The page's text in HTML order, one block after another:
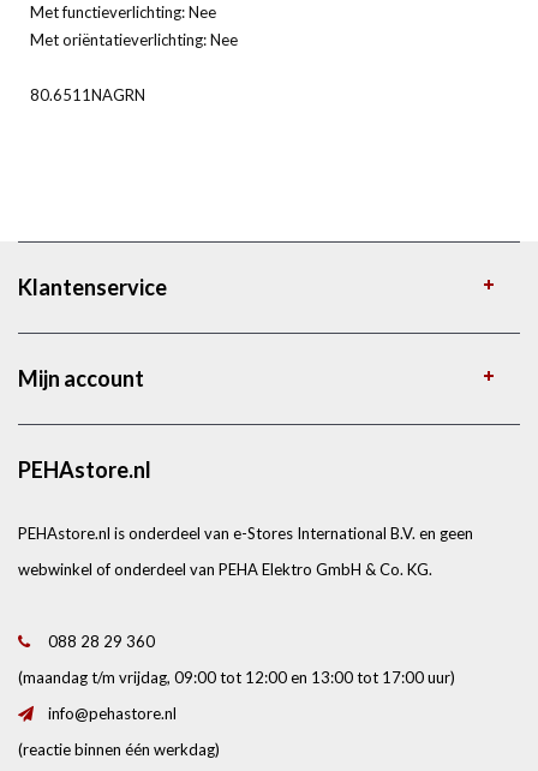
Met functieverlichting: Nee
Met oriëntatieverlichting: Nee
80.6511NAGRN
Klantenservice
Mijn account
PEHAstore.nl
PEHAstore.nl is onderdeel van e-Stores International B.V. en geen
webwinkel of onderdeel van PEHA Elektro GmbH & Co. KG.
088 28 29 360
(maandag t/m vrijdag, 09:00 tot 12:00 en 13:00 tot 17:00 uur)
info@pehastore.nl
(reactie binnen één werkdag)